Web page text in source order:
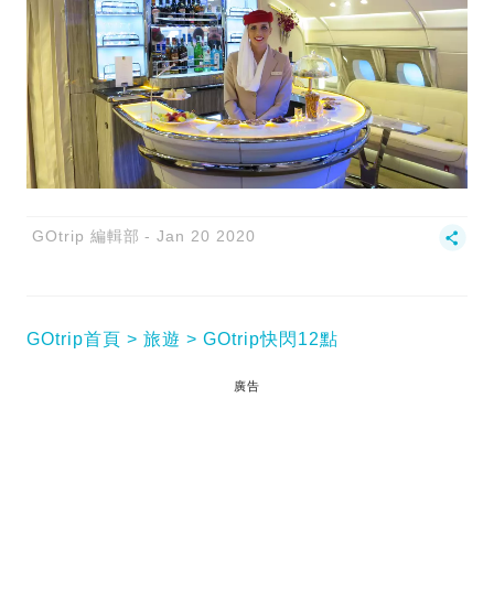
GOtrip 編輯部 Jan 20 2020
GOtrip首頁 旅遊 GOtrip快閃12點
廣告